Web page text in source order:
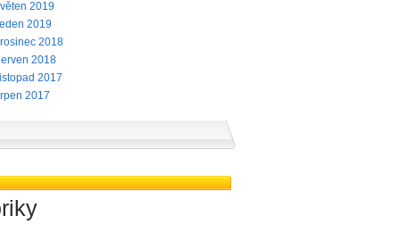
2019
2019
2018
2018
2017
2017